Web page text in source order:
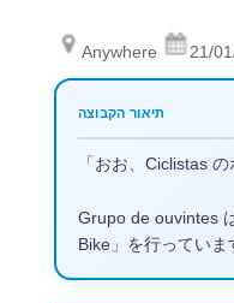
Anywhere 21/
「おお、Ciclistas
Grupo de ouvintes
Bike」​​を行っていま